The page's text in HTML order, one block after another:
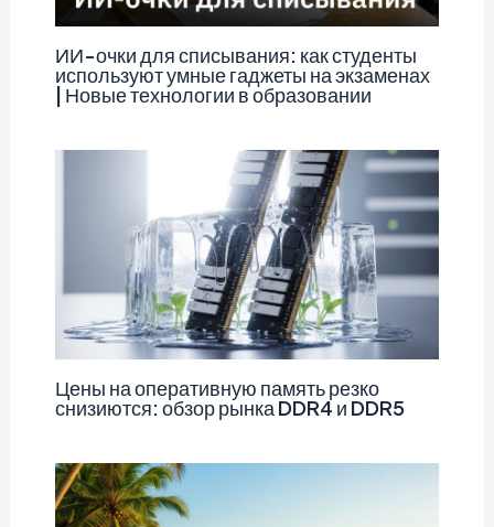
ИИ-очки для списывания: как студенты
используют умные гаджеты на экзаменах
| Новые технологии в образовании
Цены на оперативную память резко
снизиются: обзор рынка DDR4 и DDR5